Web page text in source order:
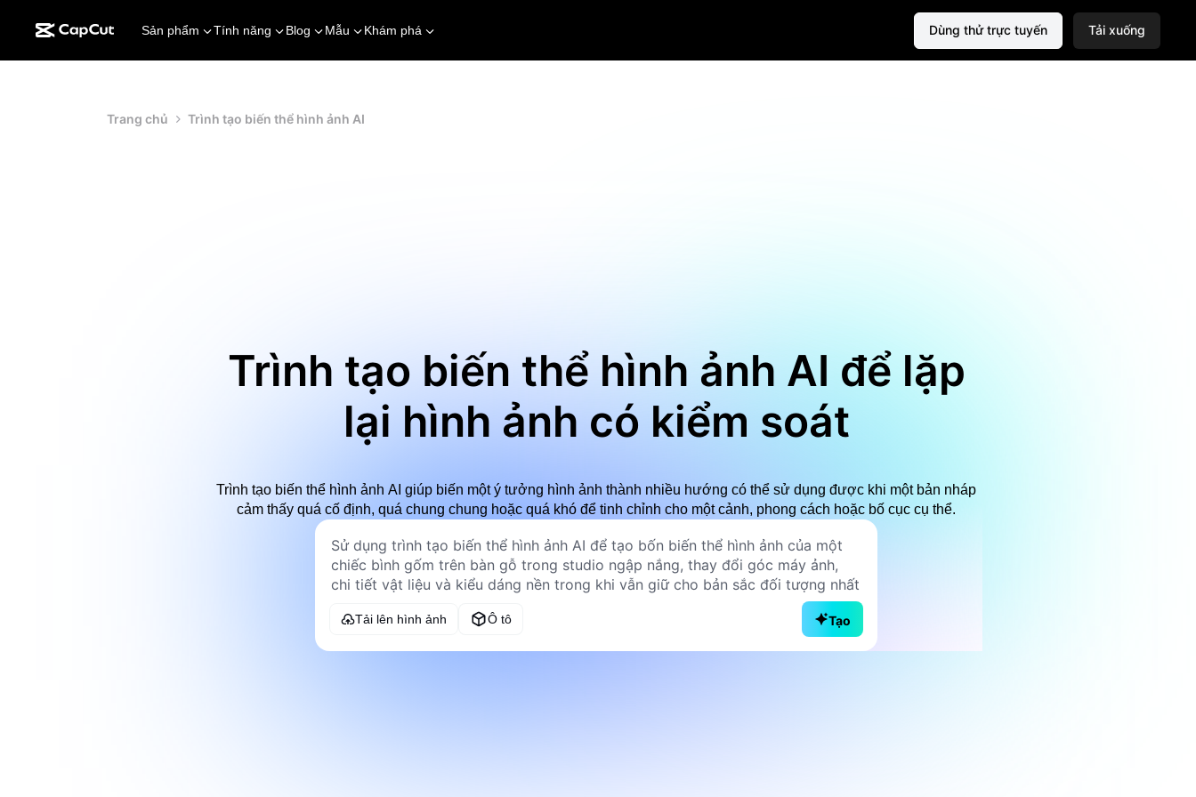
Sản phẩm Tính năng Blog Mẫu Khám phá Dùng thử trực tuyến Tải xuống
Trang chủ Trình tạo biến thể hình ảnh AI
Trình tạo biến thể hình ảnh AI để lặp
lại hình ảnh có kiểm soát
Trình tạo biến thể hình ảnh AI giúp biến một ý tưởng hình ảnh thành nhiều hướng có thể sử dụng được khi một bản nháp
cảm thấy quá cố định, quá chung chung hoặc quá khó để tinh chỉnh cho một cảnh, phong cách hoặc bố cục cụ thể.
Tải lên hình ảnh Ô tô Tạo